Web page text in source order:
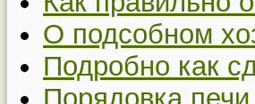
О подсобном
Подробно как